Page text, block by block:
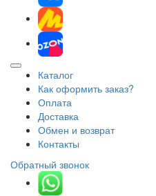
Каталог
Как оформить заказ?
Оплата
Доставка
Обмен и возврат
Контакты
Обратный звонок